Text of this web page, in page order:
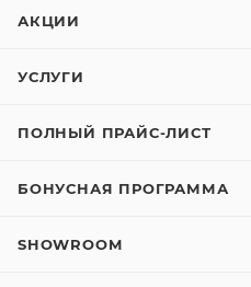
АКЦИИ
УСЛУГИ
ПОЛНЫЙ ПРАЙС-ЛИСТ
БОНУСНАЯ ПРОГРАММА
SHOWROOM